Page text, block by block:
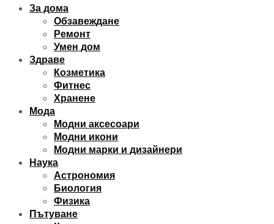
За дома
Обзавеждане
Ремонт
Умен дом
Здраве
Козметика
Фитнес
Хранене
Мода
Модни аксесоари
Модни икони
Модни марки и дизайнери
Наука
Астрономия
Биология
Физика
Пътуване